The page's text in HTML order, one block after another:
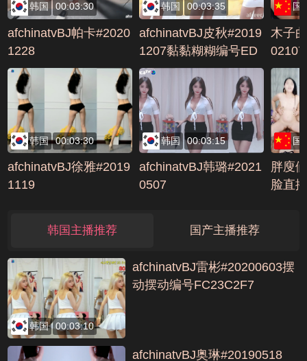
韩国 00:03:30
afchinatvBJ帕卡#2020
1228
韩国 00:03:35
afchinatvBJ皮秋#2019
1207黏黏糊糊编号ED
401410
国
木子
2
韩国 00:03:30
afchinatvBJ徐雅#2019
1119
韩国 00:03:15
afchinatvBJ韩璐#2021
0507
国
胖廋
脸直
韩国主播推荐 国产主播推荐
韩国 00:03:10
afchinatvBJ雷彬#20200603摆
动摆动编号FC23C2F7
afchinatvBJ奥琳#20190518